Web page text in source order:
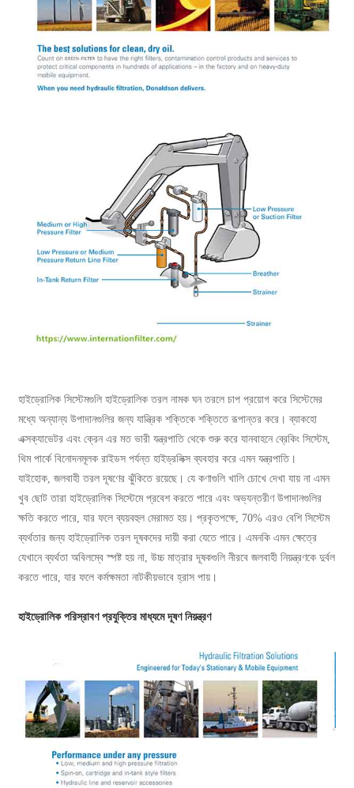
হাইড্রোলিক সিস্টেমগুলি হাইড্রোলিক তরল নামক ঘন তরলে চাপ প্রয়োগ করে সিস্টেমের
মধ্যে অন্যান্য উপাদানগুলির জন্য যান্ত্রিক শক্তিকে শক্তিতে রূপান্তর করে। ব্যাকহো
এক্সক্যাভেটর এবং ক্রেন এর মত ভারী যন্ত্রপাতি থেকে শুরু করে যানবাহনে ব্রেকিং সিস্টেম,
থিম পার্কে বিনোদনমূলক রাইডস পর্যন্ত হাইড্রলিক্স ব্যবহার করে এমন যন্ত্রপাতি।
যাইহোক, জলবাহী তরল দূষণের ঝুঁকিতে রয়েছে। যে কণাগুলি খালি চোখে দেখা যায় না এমন
খুব ছোট তারা হাইড্রোলিক সিস্টেমে প্রবেশ করতে পারে এবং অভ্যন্তরীণ উপাদানগুলির
ক্ষতি করতে পারে, যার ফলে ব্যয়বহুল মেরামত হয়। প্রকৃতপক্ষে, 70% এরও বেশি সিস্টেম
ব্যর্থতার জন্য হাইড্রোলিক তরল দূষকদের দায়ী করা যেতে পারে। এমনকি এমন ক্ষেত্রে
যেখানে ব্যর্থতা অবিলম্বে স্পষ্ট হয় না, উচ্চ মাত্রার দূষকগুলি নীরবে জলবাহী নিয়ন্ত্রণকে দুর্বল
করতে পারে, যার ফলে কর্মক্ষমতা নাটকীয়ভাবে হ্রাস পায়।
হাইড্রোলিক পরিস্রাবণ প্রযুক্তির মাধ্যমে দূষণ নিয়ন্ত্রণ